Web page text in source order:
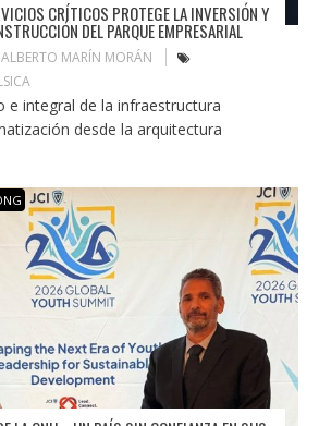
CRÍTICOS PROTEGE LA INVERSIÓN Y
DEL PARQUE EMPRESARIAL
ALBERTO MARÍN MORÁN
e integral de la infraestructura
desde la arquitectura